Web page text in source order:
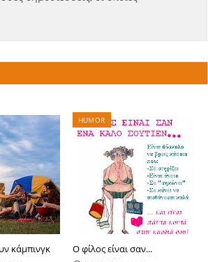
κάμπινγκ
HUMOR
Ο φίλος είναι σαν...